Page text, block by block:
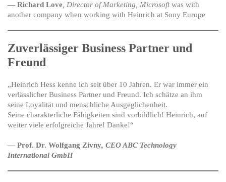
— Richard Love , Director of Marketing, Microsoftwas with
another company when working with Heinrich at Sony Europe
Zuverlässiger Business Partner und
Freund
„Heinrich Hess kenne ich seit über 10 Jahren. Er war immer ein
verlässlicher Business Partner und Freund. Ich schätze an ihm
seine Loyalität und menschliche Ausgeglichenheit.
Seine charakterliche Fähigkeiten sind vorbildlich! Heinrich, auf
weiter viele erfolgreiche Jahre! Danke!“
— Prof. Dr. Wolfgang Zivny, CEO ABC Technology
International GmbH